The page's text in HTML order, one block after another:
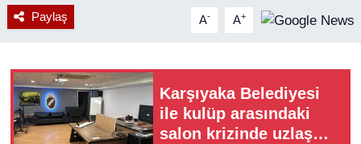
Paylaş A- A+
Karşıyaka Belediyesi
ile kulüp arasındaki
salon krizinde uzlaşma